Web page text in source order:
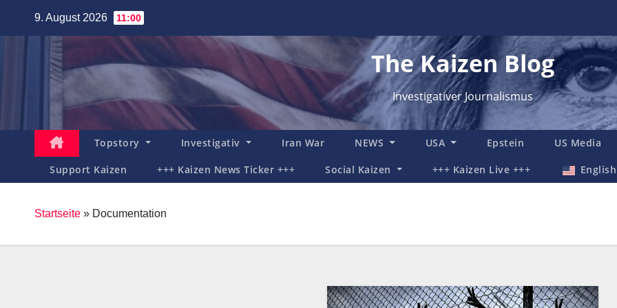
9. August 2026 11:00
The Kaizen Blog
Investigativer Journalismus
Topstory Investigativ Iran War NEWS USA Epstein US Media
Support Kaizen +++ Kaizen News Ticker +++ Social Kaizen +++ Kaizen Live +++ English
Startseite » Documentation